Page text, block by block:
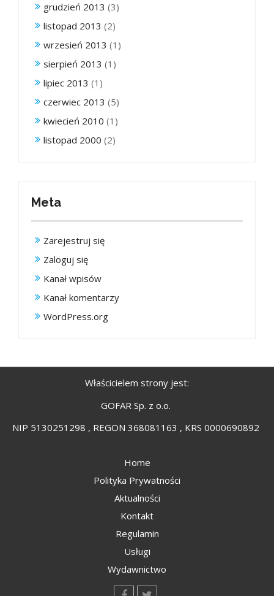
grudzień 2013 (3)
listopad 2013 (2)
wrzesień 2013 (1)
sierpień 2013 (1)
lipiec 2013 (1)
czerwiec 2013 (5)
kwiecień 2010 (1)
listopad 2000 (2)
Meta
Zarejestruj się
Zaloguj się
Kanał wpisów
Kanał komentarzy
WordPress.org
Właścicielem strony jest:
GOFAR Sp. z o.o.
NIP 5130251298 , REGON 368081163 , KRS 0000690892
Home
Polityka Prywatności
Aktualności
Kontakt
Regulamin
Usługi
Wydawnictwo